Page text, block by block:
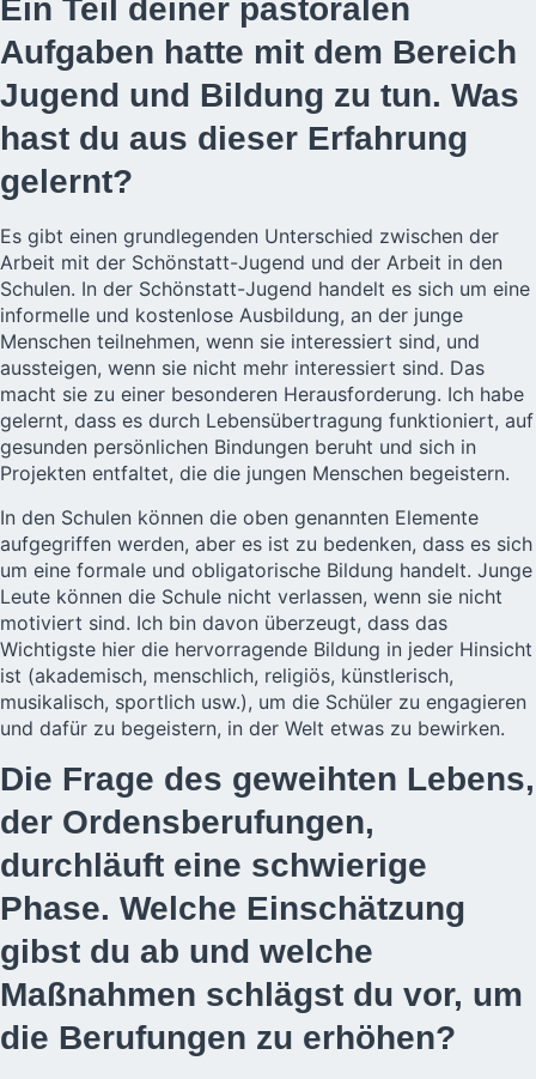
Ein Teil deiner pastoralen
Aufgaben hatte mit dem Bereich
Jugend und Bildung zu tun. Was
hast du aus dieser Erfahrung
gelernt?
Es gibt einen grundlegenden Unterschied zwischen der
Arbeit mit der Schönstatt-Jugend und der Arbeit in den
Schulen. In der Schönstatt-Jugend handelt es sich um eine
informelle und kostenlose Ausbildung, an der junge
Menschen teilnehmen, wenn sie interessiert sind, und
aussteigen, wenn sie nicht mehr interessiert sind. Das
macht sie zu einer besonderen Herausforderung. Ich habe
gelernt, dass es durch Lebensübertragung funktioniert, auf
gesunden persönlichen Bindungen beruht und sich in
Projekten entfaltet, die die jungen Menschen begeistern.
In den Schulen können die oben genannten Elemente
aufgegriffen werden, aber es ist zu bedenken, dass es sich
um eine formale und obligatorische Bildung handelt. Junge
Leute können die Schule nicht verlassen, wenn sie nicht
motiviert sind. Ich bin davon überzeugt, dass das
Wichtigste hier die hervorragende Bildung in jeder Hinsicht
ist (akademisch, menschlich, religiös, künstlerisch,
musikalisch, sportlich usw.), um die Schüler zu engagieren
und dafür zu begeistern, in der Welt etwas zu bewirken.
Die Frage des geweihten Lebens,
der Ordensberufungen,
durchläuft eine schwierige
Phase. Welche Einschätzung
gibst du ab und welche
Maßnahmen schlägst du vor, um
die Berufungen zu erhöhen?